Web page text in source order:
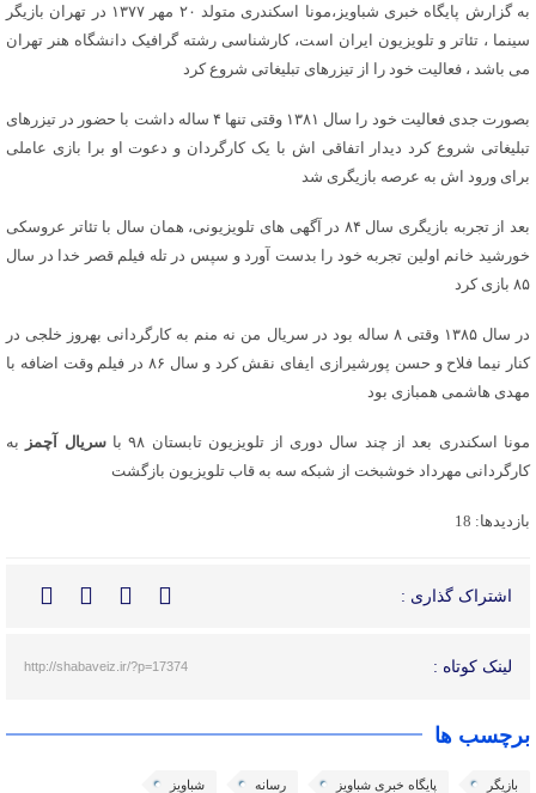
به گزارش پایگاه خبری شباویز،مونا اسکندری متولد ۲۰ مهر ۱۳۷۷ در تهران بازیگر
سینما ، تئاتر و تلویزیون ایران است، کارشناسی رشته گرافیک دانشگاه هنر تهران
می باشد ، فعالیت خود را از تیزرهای تبلیغاتی شروع کرد
بصورت جدی فعالیت خود را سال ۱۳۸۱ وقتی تنها ۴ ساله داشت با حضور در تیزرهای
تبلیغاتی شروع کرد دیدار اتفاقی اش با یک کارگردان و دعوت او برا بازی عاملی
برای ورود اش به عرصه بازیگری شد
بعد از تجربه بازیگری سال ۸۴ در آگهی های تلویزیونی، همان سال با تئاتر عروسکی
خورشید خانم اولین تجربه خود را بدست آورد و سپس در تله فیلم قصر خدا در سال
۸۵ بازی کرد
در سال ۱۳۸۵ وقتی ۸ ساله بود در سریال من نه منم به کارگردانی بهروز خلجی در
کنار نیما فلاح و حسن پورشیرازی ایفای نقش کرد و سال ۸۶ در فیلم وقت اضافه با
مهدی هاشمی همبازی بود
مونا اسکندری بعد از چند سال دوری از تلویزیون تابستان ۹۸ با سریال آچمز
به
کارگردانی مهرداد خوشبخت از شبکه سه به قاب تلویزیون بازگشت
بازدیدها: 18
اشتراک گذاری :
لینک کوتاه : http://shabaveiz.ir/?p=17374
برچسب ها
بازیگر پایگاه خبری شباویز رسانه شباویز